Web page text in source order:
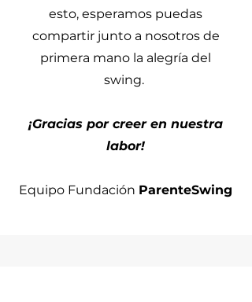
esto, esperamos puedas
compartir junto a nosotros de
primera mano la alegría del
swing.
¡Gracias por creer en nuestra
labor!
Equipo Fundación ParenteSwing